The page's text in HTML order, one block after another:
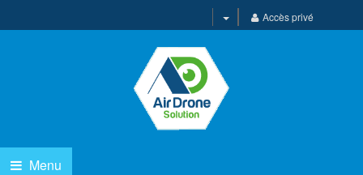
Accès privé
Menu